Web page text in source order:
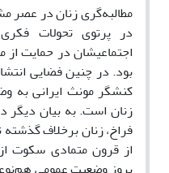
مطالبه‌گری زنان در عصر
در پرتوی تحولات
اجتماعیشان در حمایت
بود. در چنین فضایی
کنشگر مونث ایرانی به
زنان است. به بیان دیگر
فراخ، زنان بر‌خلاف
از قرون متمادی سکوت